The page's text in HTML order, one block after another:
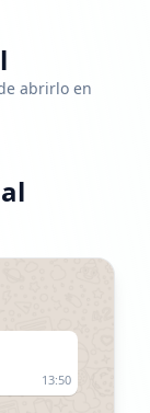
abrirlo en
13:50